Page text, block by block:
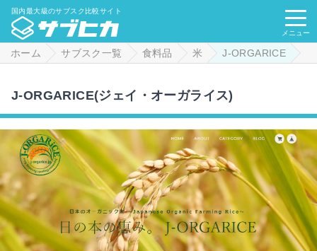
国内最大級のサブスク比較サイト
メニュー
ホーム サブスク一覧 食料品 米 J-ORGARICE
J-ORGARICE(ジェイ・オーガライス)